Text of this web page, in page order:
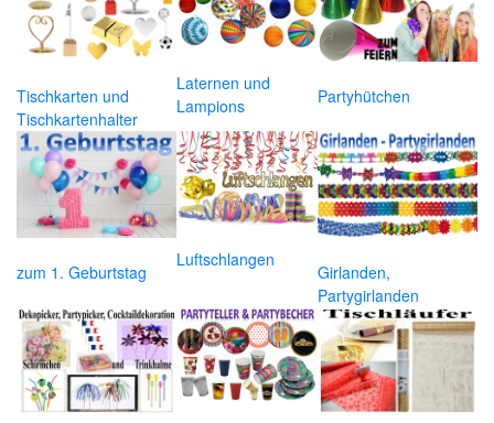
Tischkarten und
Tischkartenhalter
Laternen und
Lampions
Partyhütchen
zum 1. Geburtstag
Luftschlangen
Girlanden,
Partygirlanden